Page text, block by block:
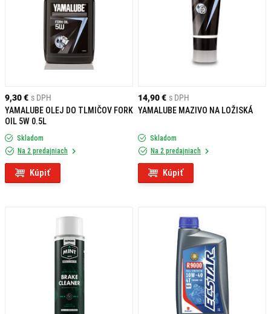
9,30 € s DPH
YAMALUBE OLEJ DO TLMIČOV FORK
OIL 5W 0.5L
Skladom
Na 2 predajniach
Kúpiť
14,90 € s DPH
YAMALUBE MAZIVO NA LOŽISKÁ
Skladom
Na 2 predajniach
Kúpiť